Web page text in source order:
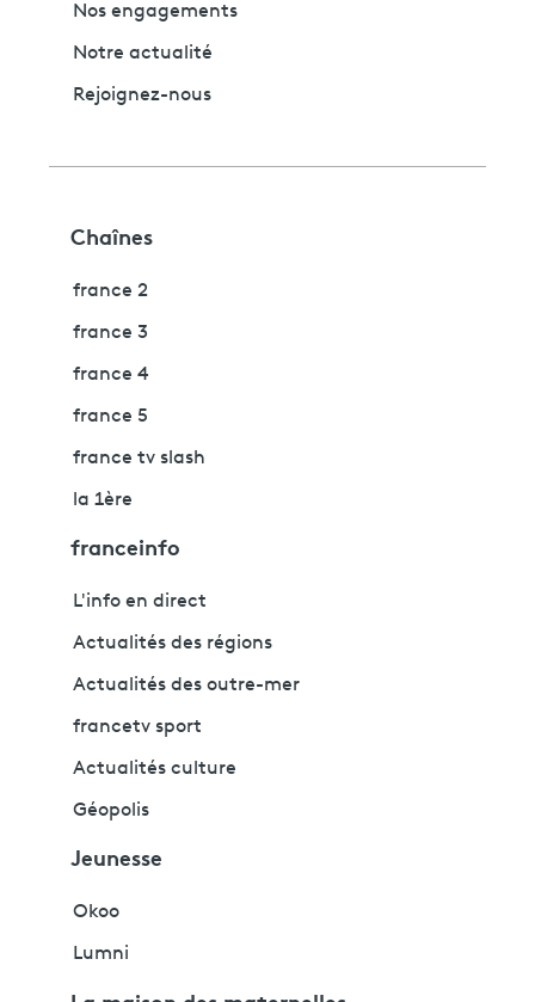
Nos engagements
Notre actualité
Rejoignez-nous
Chaînes
france 2
france 3
france 4
france 5
france tv slash
la 1ère
franceinfo
L'info en direct
Actualités des régions
Actualités des outre-mer
francetv sport
Actualités culture
Géopolis
Jeunesse
Okoo
Lumni